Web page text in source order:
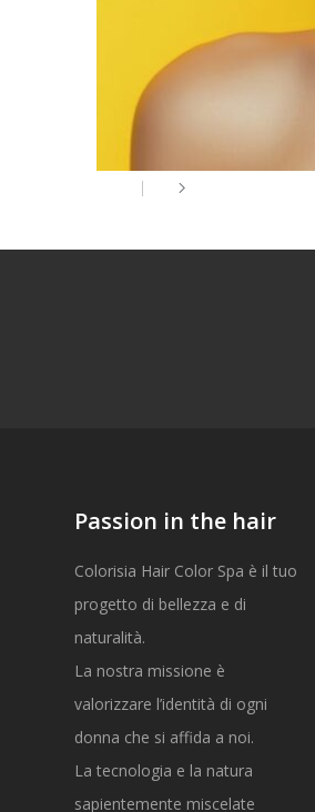
Passion in the hair
Colorisia Hair Color Spa è il tuo
progetto di bellezza e di
naturalità.
La nostra missione è
valorizzare l’identità di ogni
donna che si affida a noi.
La tecnologia e la natura
sapientemente miscelate